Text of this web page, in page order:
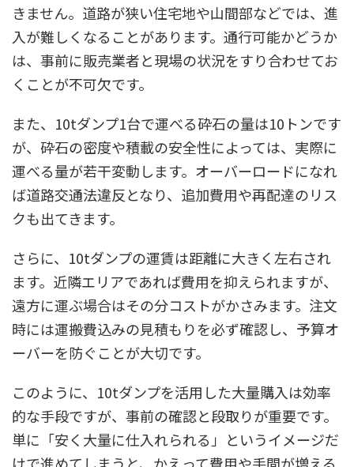
きません。道路が狭い住宅地や山間部などでは、進
入が難しくなることがあります。通行可能かどうか
は、事前に販売業者と現場の状況をすり合わせてお
くことが不可欠です。
また、10tダンプ1台で運べる砕石の量は10トンです
が、砕石の密度や積載の安全性によっては、実際に
運べる量が若干変動します。オーバーロードになれ
ば道路交通法違反となり、追加費用や再配達のリス
クも出てきます。
さらに、10tダンプの運賃は距離に大きく左右され
ます。近隣エリアであれば費用を抑えられますが、
遠方に運ぶ場合はその分コストがかさみます。注文
時には運搬費込みの見積もりを必ず確認し、予算オ
ーバーを防ぐことが大切です。
このように、10tダンプを活用した大量購入は効率
的な手段ですが、事前の確認と段取りが重要です。
単に「安く大量に仕入れられる」というイメージだ